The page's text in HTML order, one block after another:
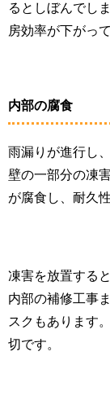
るとしぼんでし
房効率が下がっ
内部の腐食
雨漏りが進行し
壁の一部分の凍
が腐食し、耐久
凍害を放置する
内部の補修工事
スクもあります
切です。